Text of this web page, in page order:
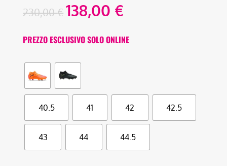
230,00€ 138,00 €
PREZZO ESCLUSIVO SOLO ONLINE
40.5 41 42 42.5
43 44 44.5